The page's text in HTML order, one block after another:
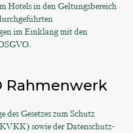
Hotels in den Geltungsbereich
im Einklang mit den
Rahmenwerk
Gesetzes zum Schutz
sowie der Datenschutz-